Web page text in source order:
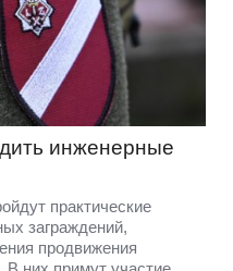
инженерные
практические
заграждений,
продвижения